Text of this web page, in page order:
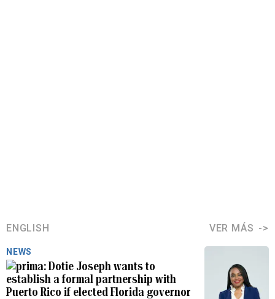
ENGLISH VER MÁS
NEWS
Dotie Joseph wants to
establish a formal partnership with
Puerto Rico if elected Florida governor